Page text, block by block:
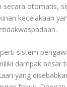
secara otomatis,
kecelakaan
sistem
dampak besar
yang